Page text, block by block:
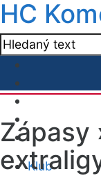
HC
Klub
Zápasy